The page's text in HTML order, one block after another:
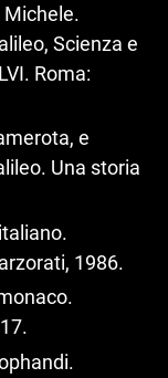
Scienza e
Roma:
e
Una storia
1986.